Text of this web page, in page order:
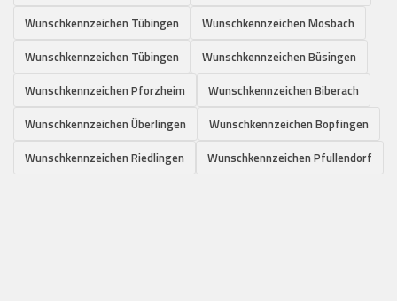
Wunschkennzeichen Tübingen
Wunschkennzeichen Mosbach
Wunschkennzeichen Tübingen
Wunschkennzeichen Büsingen
Wunschkennzeichen Pforzheim
Wunschkennzeichen Biberach
Wunschkennzeichen Überlingen
Wunschkennzeichen Bopfingen
Wunschkennzeichen Riedlingen
Wunschkennzeichen Pfullendorf